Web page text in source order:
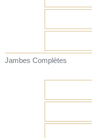
Jambes Complètes